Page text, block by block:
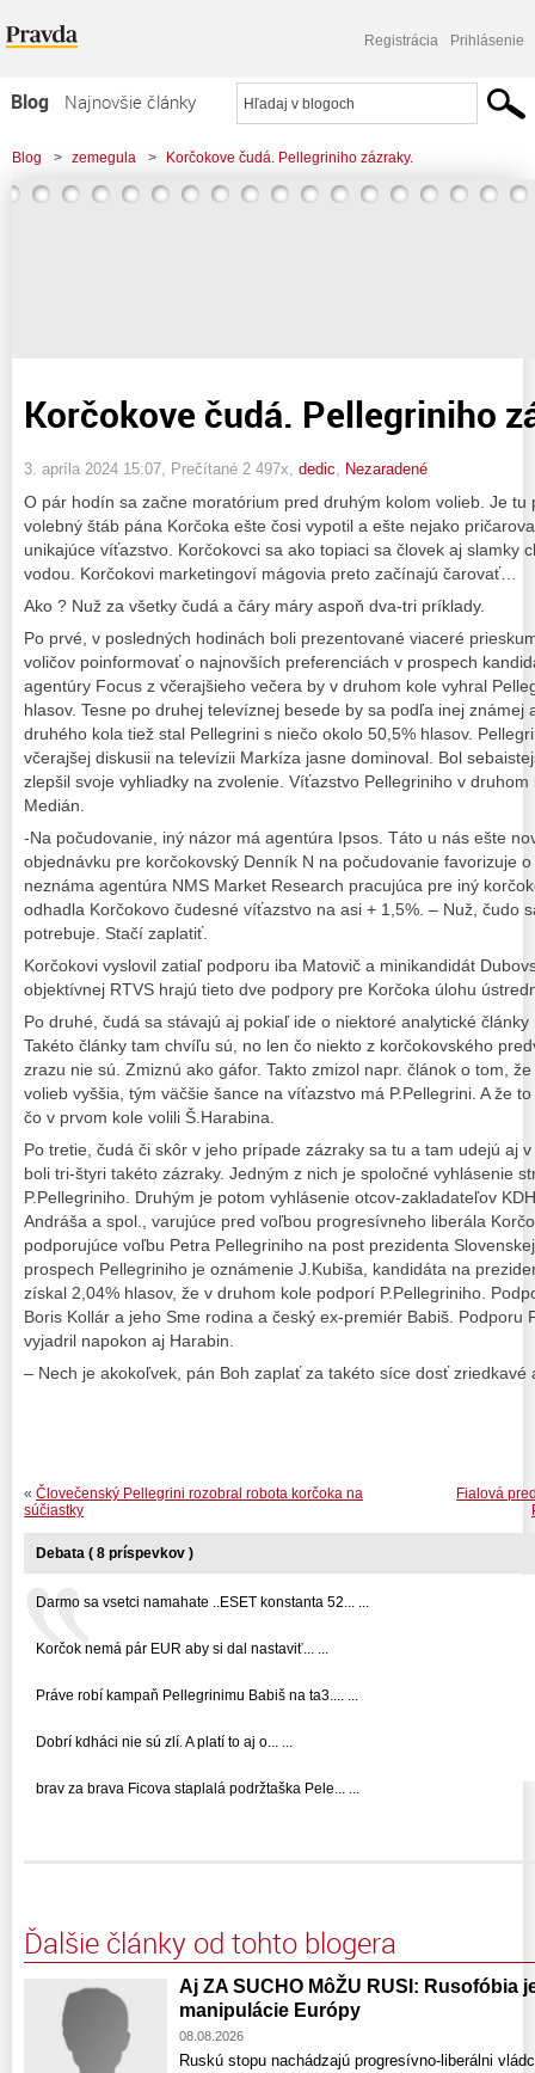
Registrácia Prihlásenie
Blog
Najnovšie články
Najčítanejšie články
Najkomentovanejšie články
Blog > zemegula > Korčokove čudá. Pellegriniho zázraky.
Korčokove čudá. Pellegriniho
3. apríla 2024 15:07 , Prečítané 2 497x, dedic Nezaradené
O pár hodín sa začne moratórium pred druhým kolom volieb. Je tu
volebný štáb pána Korčoka ešte čosi vypotil a ešte nejako
unikajúce víťazstvo. Korčokovci sa ako topiaci sa človek aj slamky
vodou. Korčokovi marketingoví mágovia preto začínajú čarovať…
Ako ? Nuž za všetky čudá a čáry máry aspoň dva-tri príklady.
Po prvé, v posledných hodinách boli prezentované viaceré
voličov poinformovať o najnovších preferenciách v prospech
agentúry Focus z včerajšieho večera by v druhom kole vyhral
hlasov. Tesne po druhej televíznej besede by sa podľa inej známej
druhého kola tiež stal Pellegrini s niečo okolo 50,5% hlasov.
včerajšej diskusii na televízii Markíza jasne dominoval. Bol
zlepšil svoje vyhliadky na zvolenie. Víťazstvo Pellegriniho v
Medián.
-Na počudovanie, iný názor má agentúra Ipsos. Táto u nás ešte
objednávku pre korčokovský Denník N na počudovanie favorizuje
neznáma agentúra NMS Market Research pracujúca pre iný
odhadla Korčokovo čudesné víťazstvo na asi + 1,5%. – Nuž, čudo
potrebuje. Stačí zaplatiť.
Korčokovi vyslovil zatiaľ podporu iba Matovič a minikandidát
objektívnej RTVS hrajú tieto dve podpory pre Korčoka úlohu
Po druhé, čudá sa stávajú aj pokiaľ ide o niektoré analytické
Takéto články tam chvíľu sú, no len čo niekto z korčokovského
zrazu nie sú. Zmiznú ako gáfor. Takto zmizol napr. článok o tom,
volieb vyššia, tým väčšie šance na víťazstvo má P.Pellegrini. A že
čo v prvom kole volili Š.Harabina.
Po tretie, čudá či skôr v jeho prípade zázraky sa tu a tam udejú aj
boli tri-štyri takéto zázraky. Jedným z nich je spoločné vyhlásenie
P.Pellegriniho. Druhým je potom vyhlásenie otcov-zakladateľov
Andráša a spol., varujúce pred voľbou progresívneho liberála
podporujúce voľbu Petra Pellegriniho na post prezidenta
prospech Pellegriniho je oznámenie J.Kubiša, kandidáta na
získal 2,04% hlasov, že v druhom kole podporí P.Pellegriniho.
Boris Kollár a jeho Sme rodina a český ex-premiér Babiš. Podporu
vyjadril napokon aj Harabin.
– Nech je akokoľvek, pán Boh zaplať za takéto síce dosť zriedkavé
Fialová
« Človečenský Pellegrini rozobral robota korčoka na
súčiastky
Debata ( 8 príspevkov )
Darmo sa vsetci namahate ..ESET konstanta 52... ...
Korčok nemá pár EUR aby si dal nastaviť... ...
Práve robí kampaň Pellegrinimu Babiš na ta3.... ...
Dobrí kdháci nie sú zlí. A platí to aj o... ...
brav za brava Ficova staplalá podržtaška Pele... ...
Ďalšie články od tohto blogera
Aj ZA SUCHO MôŽU RUSI: Rusofóbia
manipulácie Európy
08.08.2026
Ruskú stopu nachádzajú progresívno-liberálni